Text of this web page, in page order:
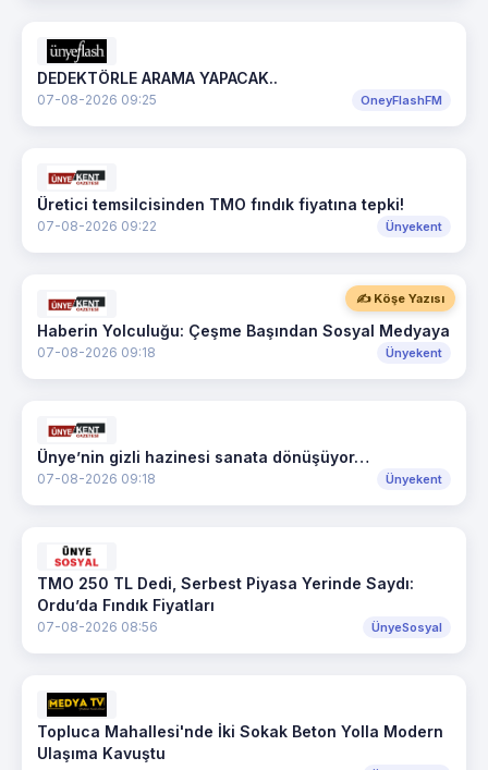
DEDEKTÖRLE ARAMA YAPACAK..
07-08-2026 09:25 OneyFlashFM
Üretici temsilcisinden TMO fındık fiyatına tepki!
07-08-2026 09:22 Ünyekent
✍️ Köşe Yazısı
Haberin Yolculuğu: Çeşme Başından Sosyal Medyaya
07-08-2026 09:18 Ünyekent
Ünye’nin gizli hazinesi sanata dönüşüyor…
07-08-2026 09:18 Ünyekent
TMO 250 TL Dedi, Serbest Piyasa Yerinde Saydı:
Ordu’da Fındık Fiyatları
07-08-2026 08:56 ÜnyeSosyal
Topluca Mahallesi'nde İki Sokak Beton Yolla Modern
Ulaşıma Kavuştu